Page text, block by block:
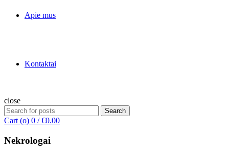
Apie mus
Kontaktai
close
Search
for:
Search
Cart (o) 0 / €0.00
Nekrologai